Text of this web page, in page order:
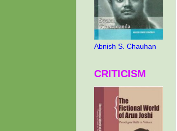
Abnish S. Chauhan
CRITICISM